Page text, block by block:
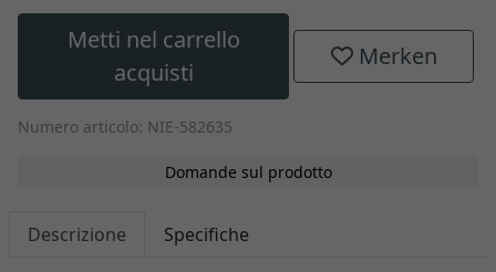
Metti nel carrello
acquisti
Merken
Numero articolo: NIE-582635
Domande sul prodotto
Descrizione Specifiche